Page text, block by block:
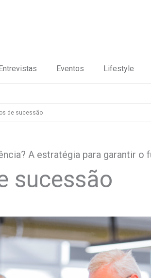
Eventos Lifestyle
de sucessão
A estratégia para garantir o
sucessão